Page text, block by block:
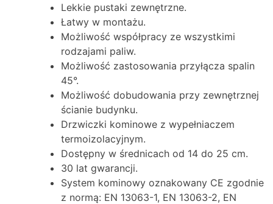
Lekkie pustaki zewnętrzne.
Łatwy w montażu.
Możliwość współpracy ze wszystkimi
rodzajami paliw.
Możliwość zastosowania przyłącza spalin
45°.
Możliwość dobudowania przy zewnętrznej
ścianie budynku.
Drzwiczki kominowe z wypełniaczem
termoizolacyjnym.
Dostępny w średnicach od 14 do 25 cm.
30 lat gwarancji.
System kominowy oznakowany CE zgodnie
z normą: EN 13063-1, EN 13063-2, EN